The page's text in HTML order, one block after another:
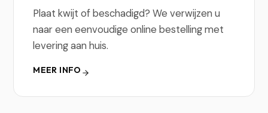
Plaat kwijt of beschadigd? We verwijzen u
naar een eenvoudige online bestelling met
levering aan huis.
MEER INFO